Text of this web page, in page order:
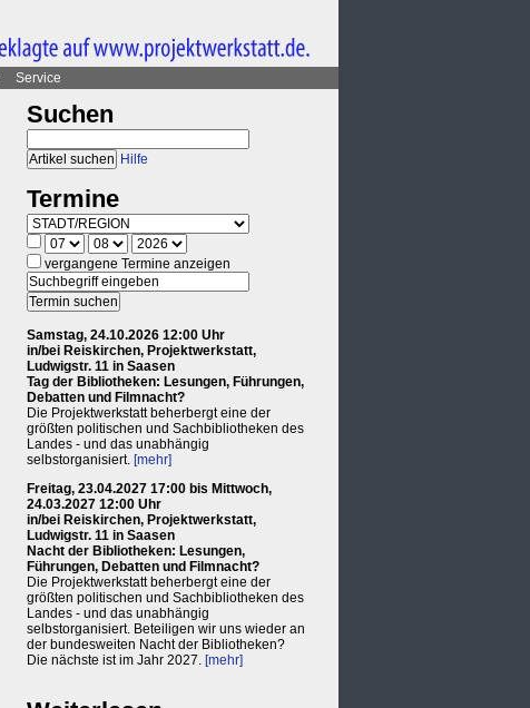
Service
Suchen
Hilfe
Termine
vergangene Termine anzeigen
Samstag, 24.10.2026 12:00 Uhr
in/bei Reiskirchen, Projektwerkstatt,
Ludwigstr. 11 in Saasen
Tag der Bibliotheken: Lesungen, Führungen,
Debatten und Filmnacht?
Die Projektwerkstatt beherbergt eine der
größten politischen und Sachbibliotheken des
Landes - und das unabhängig
selbstorganisiert. [mehr]
Freitag, 23.04.2027 17:00 bis Mittwoch,
24.03.2027 12:00 Uhr
in/bei Reiskirchen, Projektwerkstatt,
Ludwigstr. 11 in Saasen
Nacht der Bibliotheken: Lesungen,
Führungen, Debatten und Filmnacht?
Die Projektwerkstatt beherbergt eine der
größten politischen und Sachbibliotheken des
Landes - und das unabhängig
selbstorganisiert. Beteiligen wir uns wieder an
der bundesweiten Nacht der Bibliotheken?
Die nächste ist im Jahr 2027. [mehr]